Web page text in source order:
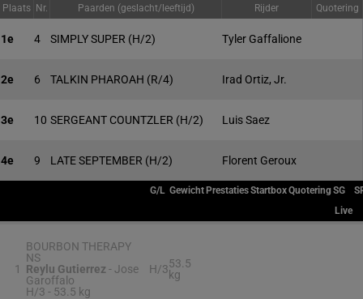
Plaats Nr. Paarden (geslacht/leeftijd) Rijder Quotering
1e 4 SIMPLY SUPER (H/2) Tyler Gaffalione
2e 6 TALKIN PHAROAH (R/4) Irad Ortiz, Jr.
3e 10 SERGEANT COUNTZLER (H/2) Luis Saez
4e 9 LATE SEPTEMBER (H/2) Florent Geroux
G/L Gewicht PrestatiesStartboxQuoteringSG
Live
1
BOURBON THERAPY
NS
Reylu Gutierrez - Jose
Garoffalo
H/3 - 53.5 kg
H/353.5
kg